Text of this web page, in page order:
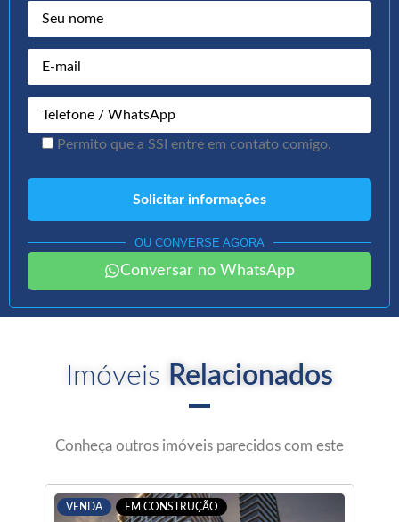
Permito que a SSI entre em contato comigo.
OU CONVERSE AGORA
Conversar no WhatsApp
Imóveis Relacionados
Conheça outros imóveis parecidos com este
VENDA EM CONSTRUÇÃO